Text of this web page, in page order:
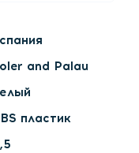
and Palau
пластик